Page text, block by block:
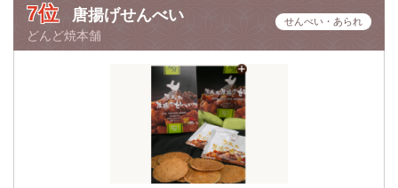
7位 唐揚げせんべい
どんど焼本舗
せんべい・あられ